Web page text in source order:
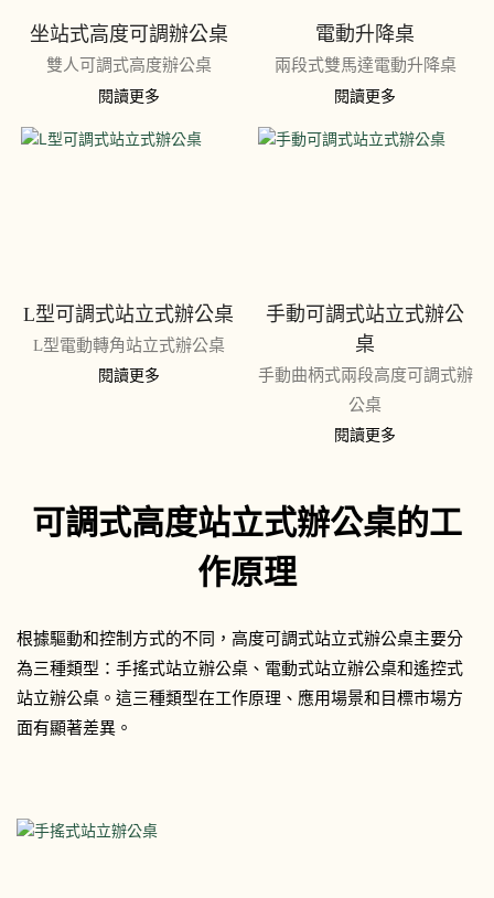
坐站式高度可調辦公桌
雙人可調式高度辦公桌
閱讀更多
電動升降桌
兩段式雙馬達電動升降桌
閱讀更多
L型可調式站立式辦公桌
L型電動轉角站立式辦公桌
閱讀更多
手動可調式站立式辦公
桌
手動曲柄式兩段高度可調式辦
公桌
閱讀更多
可調式高度站立式辦公桌的工
作原理
根據驅動和控制方式的不同，高度可調式站立式辦公桌主要分
為三種類型：手搖式站立辦公桌、電動式站立辦公桌和遙控式
站立辦公桌。這三種類型在工作原理、應用場景和目標市場方
面有顯著差異。